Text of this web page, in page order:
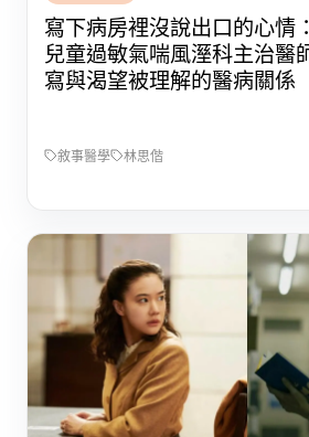
寫下病房裡沒說出口的心情
兒童過敏氣喘風溼科主治醫
寫與渴望被理解的醫病關係
敘事醫學 林思偕